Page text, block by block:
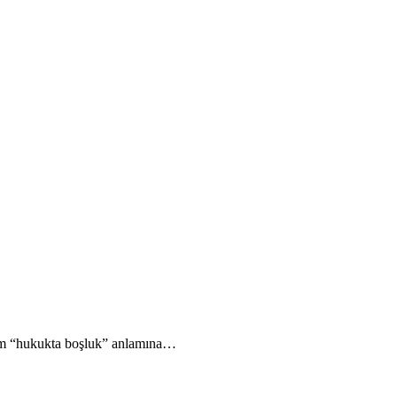
“hukukta boşluk” anlamına…